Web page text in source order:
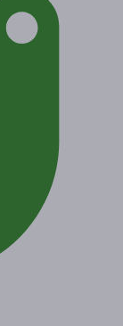
количество
лица или